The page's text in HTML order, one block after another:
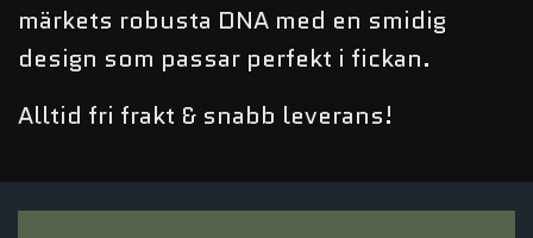
märkets robusta DNA med en smidig
design som passar perfekt i fickan.
Alltid fri frakt & snabb leverans!